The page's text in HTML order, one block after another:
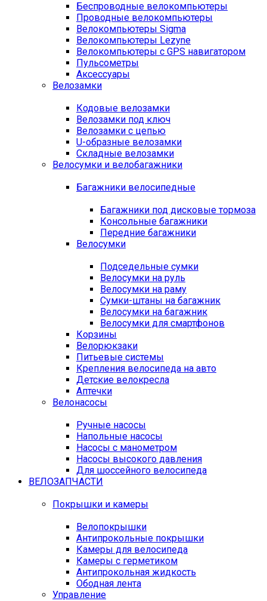
Беспроводные велокомпьютеры
Проводные велокомпьютеры
Велокомпьютеры Sigma
Велокомпьютеры Lezyne
Велокомпьютеры с GPS навигатором
Пульсометры
Аксессуары
Велозамки
Кодовые велозамки
Велозамки под ключ
Велозамки с цепью
U-образные велозамки
Складные велозамки
Велосумки и велобагажники
Багажники велосипедные
Багажники под дисковые тормоза
Консольные багажники
Передние багажники
Велосумки
Подседельные сумки
Велосумки на руль
Велосумки на раму
Сумки-штаны на багажник
Велосумки на багажник
Велосумки для смартфонов
Корзины
Велорюкзаки
Питьевые системы
Крепления велосипеда на авто
Детские велокресла
Аптечки
Велонасосы
Ручные насосы
Напольные насосы
Насосы с манометром
Насосы высокого давления
Для шоссейного велосипеда
ВЕЛОЗАПЧАСТИ
Покрышки и камеры
Велопокрышки
Антипрокольные покрышки
Камеры для велосипеда
Камеры с герметиком
Антипрокольная жидкость
Ободная лента
Управление